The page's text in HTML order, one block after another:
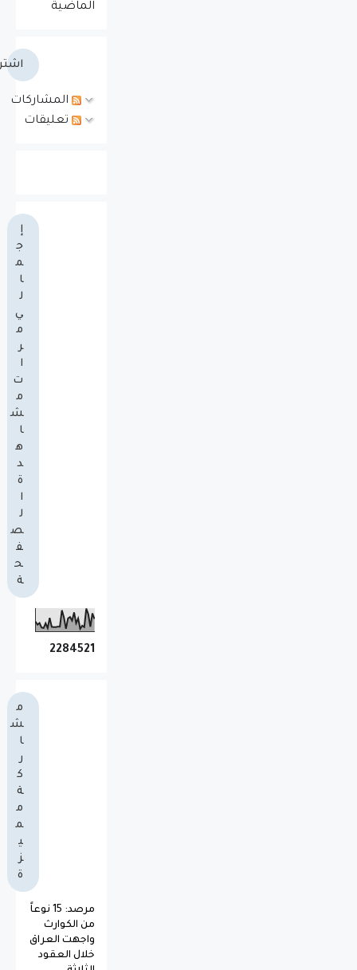
الماضية
المشاركات
تعليقات
إ
ج
م
ا
ل
ي
م
ر
ا
ت
م
ش
ا
ه
د
ة
ا
ل
ص
ف
ح
ة
2284521
م
ش
ا
ر
ك
ة
م
م
ي
ز
ة
مرصد: 15 نوعاً
من الكوارث
واجهت العراق
خلال العقود